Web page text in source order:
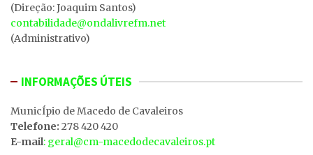
(Direção: Joaquim Santos)
contabilidade@ondalivrefm.net
(Administrativo)
INFORMAÇÕES ÚTEIS
MunicÍpio de Macedo de Cavaleiros
Telefone: 278 420 420
E-mail: geral@cm-macedodecavaleiros.pt